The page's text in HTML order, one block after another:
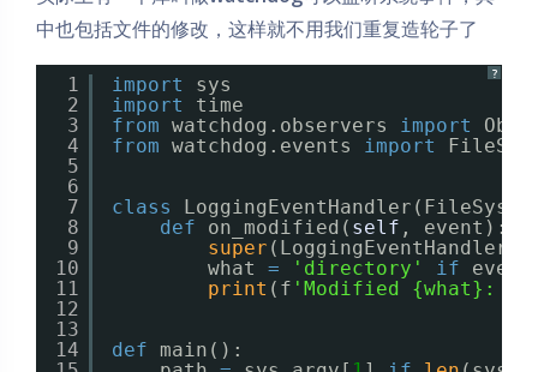
中也包括文件的修改，这样就不用我们重复造轮子了
?
1
2
3
4
5
6
7
8
9
10
11
12
13
14
import
sys
import
time
from watchdog.observers import
from watchdog.events import
class
def
on_modified( self , event):
super (LoggingEventHandler,
what = 'directory' if
print (f 'Modified {what}:
def
main():